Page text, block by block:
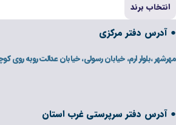
انتخاب برند
● آدرس دفتر مرکزی
مهرشهر ،بلوار ارم، خیابان رسولی، خیابان عدالت روبه روی
● آدرس دفتر سرپرستی غرب استان